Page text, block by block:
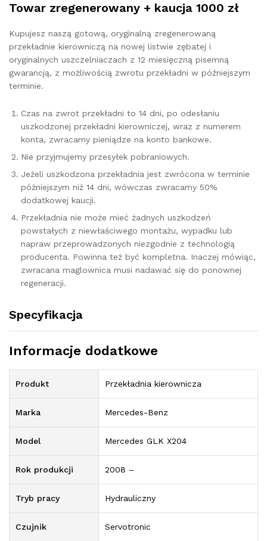
Towar zregenerowany + kaucja 1000 zł
Kupujesz naszą gotową, oryginalną zregenerowaną
przekładnie kierowniczą na nowej listwie zębatej i
oryginalnych uszczelniaczach z 12 miesięczną pisemną
gwarancją, z możliwością zwrotu przekładni w późniejszym
terminie.
Czas na zwrot przekładni to 14 dni, po odesłaniu
uszkodzonej przekładni kierowniczej, wraz z numerem
konta, zwracamy pieniądze na konto bankowe.
Nie przyjmujemy przesyłek pobraniowych.
Jeżeli uszkodzona przekładnia jest zwrócona w terminie
późniejszym niż 14 dni, wówczas zwracamy 50%
dodatkowej kaucji.
Przekładnia nie może mieć żadnych uszkodzeń
powstałych z niewłaściwego montażu, wypadku lub
napraw przeprowadzonych niezgodnie z technologią
producenta. Powinna też być kompletna. Inaczej mówiąc,
zwracana maglownica musi nadawać się do ponownej
regeneracji.
Specyfikacja
Informacje dodatkowe
Produkt Przekładnia kierownicza
Marka Mercedes-Benz
Model Mercedes GLK X204
Rok produkcji 2008 –
Tryb pracy Hydrauliczny
Czujnik Servotronic